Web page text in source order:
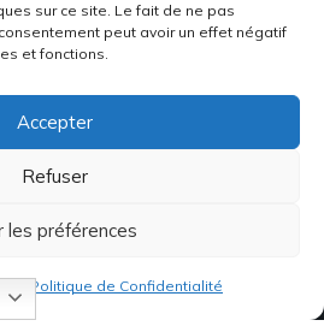
sur ce site. Le fait de ne pas
peut avoir un effet négatif
et fonctions.
Accepter
Refuser
les préférences
Politique de Confidentialité